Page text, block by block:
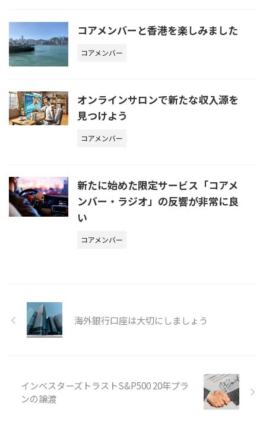
コアメンバーと香港を楽しみました
コアメンバー
オンラインサロンで新たな収入源を
見つけよう
コアメンバー
新たに始めた限定サービス「コアメ
ンバー・ラジオ」の反響が非常に良
い
コアメンバー
海外銀行口座は大切にしましょう
インベスターズトラストS&P500 20年プラ
ンの譲渡